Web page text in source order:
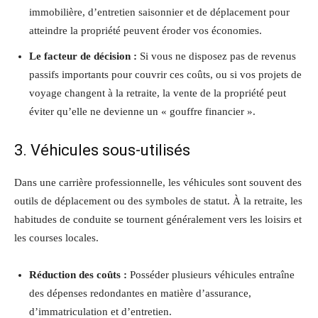
immobilière, d’entretien saisonnier et de déplacement pour
atteindre la propriété peuvent éroder vos économies.
Le facteur de décision : Si vous ne disposez pas de revenus
passifs importants pour couvrir ces coûts, ou si vos projets de
voyage changent à la retraite, la vente de la propriété peut
éviter qu’elle ne devienne un « gouffre financier ».
3. Véhicules sous-utilisés
Dans une carrière professionnelle, les véhicules sont souvent des
outils de déplacement ou des symboles de statut. À la retraite, les
habitudes de conduite se tournent généralement vers les loisirs et
les courses locales.
Réduction des coûts : Posséder plusieurs véhicules entraîne
des dépenses redondantes en matière d’assurance,
d’immatriculation et d’entretien.